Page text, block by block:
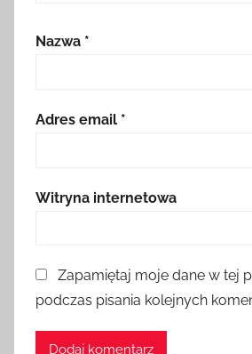
Nazwa *
Adres email *
Witryna internetowa
Zapamiętaj moje dane w tej
podczas pisania kolejnych